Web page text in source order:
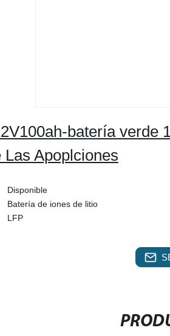
batería verde
Apoplciones
Disponible
Batería de iones de litio
LFP